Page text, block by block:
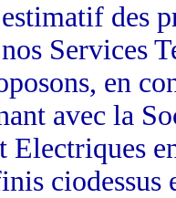
des
Services
en
avec la
Electriques
ciodessus